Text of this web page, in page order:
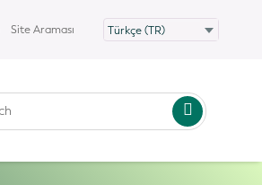
Site Araması